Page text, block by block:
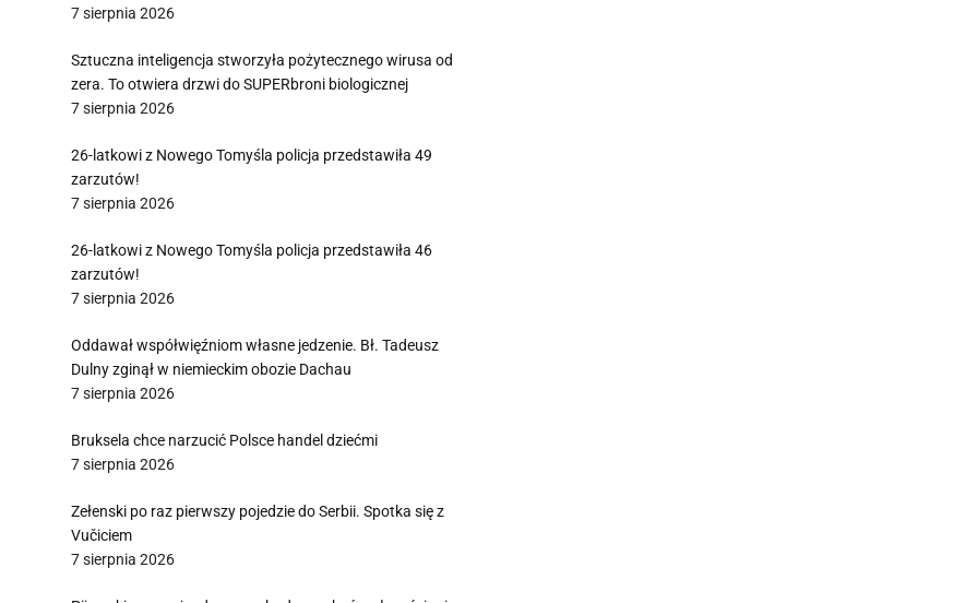
7 sierpnia 2026
Sztuczna inteligencja stworzyła pożytecznego wirusa od
zera. To otwiera drzwi do SUPERbroni biologicznej
7 sierpnia 2026
26-latkowi z Nowego Tomyśla policja przedstawiła 49
zarzutów!
7 sierpnia 2026
26-latkowi z Nowego Tomyśla policja przedstawiła 46
zarzutów!
7 sierpnia 2026
Oddawał współwięźniom własne jedzenie. Bł. Tadeusz
Dulny zginął w niemieckim obozie Dachau
7 sierpnia 2026
Bruksela chce narzucić Polsce handel dziećmi
7 sierpnia 2026
Zełenski po raz pierwszy pojedzie do Serbii. Spotka się z
Vučiciem
7 sierpnia 2026